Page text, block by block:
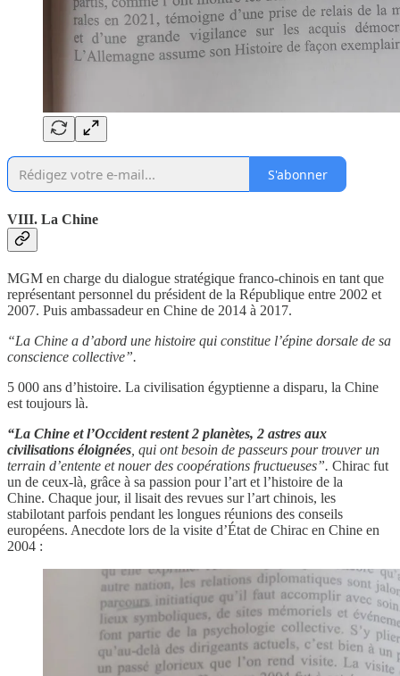
S'abonner
VIII. La Chine
MGM en charge du dialogue stratégique franco-chinois en tant que
représentant personnel du président de la République entre 2002 et
2007. Puis ambassadeur en Chine de 2014 à 2017.
“La Chine a d’abord une histoire qui constitue l’épine dorsale de sa
conscience collective”.
5 000 ans d’histoire. La civilisation égyptienne a disparu, la Chine
est toujours là.
“La Chine et l’Occident restent 2 planètes, 2 astres aux
civilisations éloignées , qui ont besoin de passeurs pour trouver un
terrain d’entente et nouer des coopérations fructueuses”. Chirac fut
un de ceux-là, grâce à sa passion pour l’art et l’histoire de la
Chine. Chaque jour, il lisait des revues sur l’art chinois, les
stabilotant parfois pendant les longues réunions des conseils
européens. Anecdote lors de la visite d’État de Chirac en Chine en
2004 :